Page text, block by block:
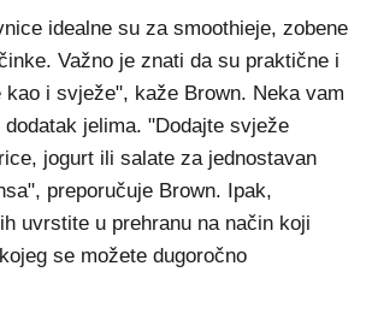
idealne su za smoothieje, zobene
Važno je znati da su praktične i
kao i svježe", kaže Brown. Neka vam
dodatak jelima. "Dodajte svježe
jogurt ili salate za jednostavan
preporučuje Brown. Ipak,
uvrstite u prehranu na način koji
se možete dugoročno